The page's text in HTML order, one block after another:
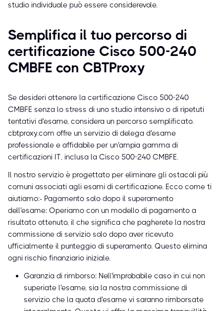
studio individuale può essere considerevole.
Semplifica il tuo percorso di
certificazione Cisco 500-240
CMBFE con CBTProxy
Se desideri ottenere la certificazione Cisco 500-240
CMBFE senza lo stress di uno studio intensivo o di ripetuti
tentativi d'esame, considera un percorso semplificato.
cbtproxy.com offre un servizio di delega d'esame
professionale e affidabile per un'ampia gamma di
certificazioni IT, inclusa la Cisco 500-240 CMBFE.
Il nostro servizio è progettato per eliminare gli ostacoli più
comuni associati agli esami di certificazione. Ecco come ti
aiutiamo:- Pagamento solo dopo il superamento
dell'esame: Operiamo con un modello di pagamento a
risultato ottenuto, il che significa che pagherete la nostra
commissione di servizio solo dopo aver ricevuto
ufficialmente il punteggio di superamento. Questo elimina
ogni rischio finanziario iniziale.
Garanzia di rimborso: Nell'improbabile caso in cui non
superiate l'esame, sia la nostra commissione di
servizio che la quota d'esame vi saranno rimborsate